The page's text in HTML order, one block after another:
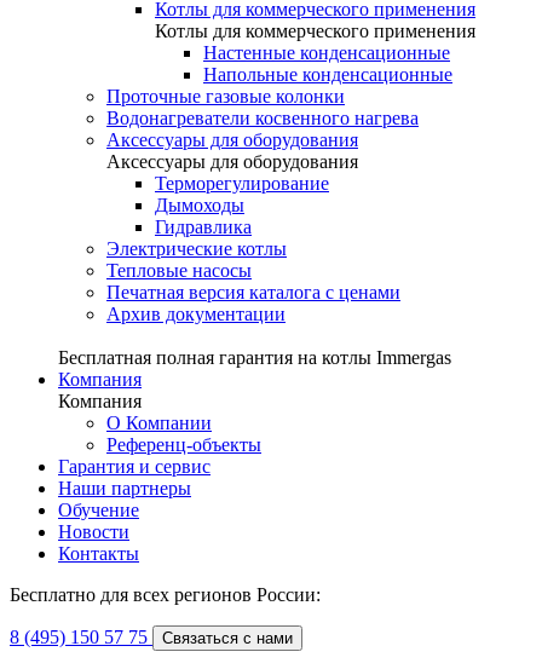
Котлы для коммерческого применения
Котлы для коммерческого применения
Настенные конденсационные
Напольные конденсационные
Проточные газовые колонки
Водонагреватели косвенного нагрева
Аксессуары для оборудования
Аксессуары для оборудования
Терморегулирование
Дымоходы
Гидравлика
Электрические котлы
Тепловые насосы
Печатная версия каталога с ценами
Архив документации
Бесплатная полная гарантия на котлы Immergas
Компания
Компания
О Компании
Референц-объекты
Гарантия и сервис
Наши партнеры
Обучение
Новости
Контакты
Бесплатно для всех регионов России:
8 (495) 150 57 75 Связаться с нами